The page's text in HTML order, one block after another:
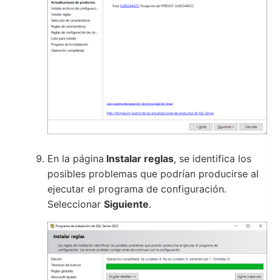
En la página Instalar reglas, se identifica los
posibles problemas que podrían producirse al
ejecutar el programa de configuración.
Seleccionar Siguiente.